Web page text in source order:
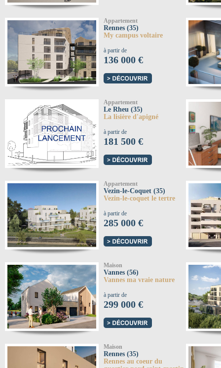
Appartement
Rennes (35)
My campus voltaire
à partir de
136 000 €
Appartement
Le Rheu (35)
La lisière d'apigné
à partir de
181 500 €
Appartement
Vezin-le-Coquet (35)
Vezin-le-coquet le tertre
à partir de
285 000 €
Maison
Vannes (56)
Vannes ma vraie nature
à partir de
299 000 €
Maison
Rennes (35)
Rennes au coeur du